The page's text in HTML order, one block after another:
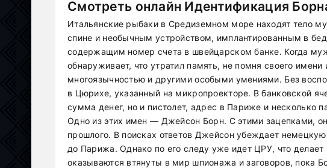
Смотреть онлайн Идентификация
Итальянские рыбаки в Средиземном море находят тело
спине и необычным устройством, имплантированным в
содержащим номер счета в швейцарском банке. Когда
обнаруживает, что утратил память, не помня своего имени
многоязычностью и другими особыми умениями. Без
в Цюрихе, указанный на микропроекторе. В банковской
сумма денег, но и пистолет, адрес в Париже и несколько
Одно из этих имен — Джейсон Борн. С этими зацепками, он
прошлого. В поисках ответов Джейсон убеждает
до Парижа. Однако по его следу уже идет ЦРУ, что
оказываются втянуты в мир шпионажа и заговоров, пока